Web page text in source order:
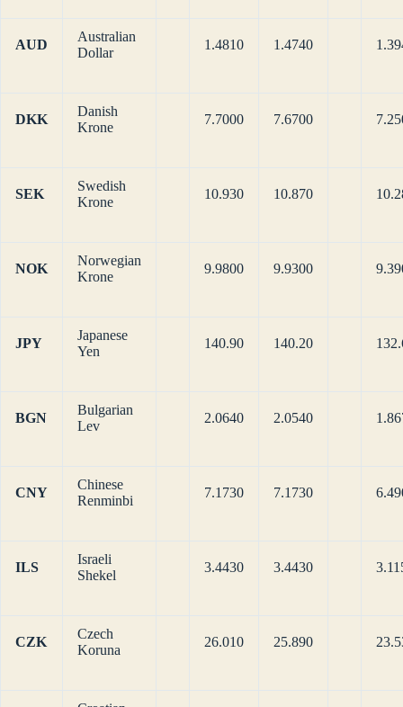
AUD
Australian
Dollar
1.4810 1.4740
DKK
Danish
Krone
7.7000 7.6700
SEK
Swedish
Krone
10.930 10.870
NOK
Norwegian
Krone
9.9800 9.9300
JPY
Japanese
Yen
140.90 140.20
BGN
Bulgarian
Lev
2.0640 2.0540
CNY
Chinese
Renminbi
7.1730 7.1730
ILS
Israeli
Shekel
3.4430 3.4430
CZK
Czech
Koruna
26.010 25.890